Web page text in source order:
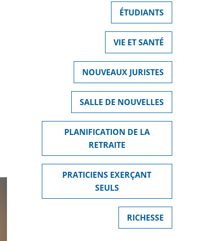
ÉTUDIANTS
VIE ET SANTÉ
NOUVEAUX JURISTES
SALLE DE NOUVELLES
PLANIFICATION DE LA
RETRAITE
PRATICIENS EXERÇANT
SEULS
RICHESSE